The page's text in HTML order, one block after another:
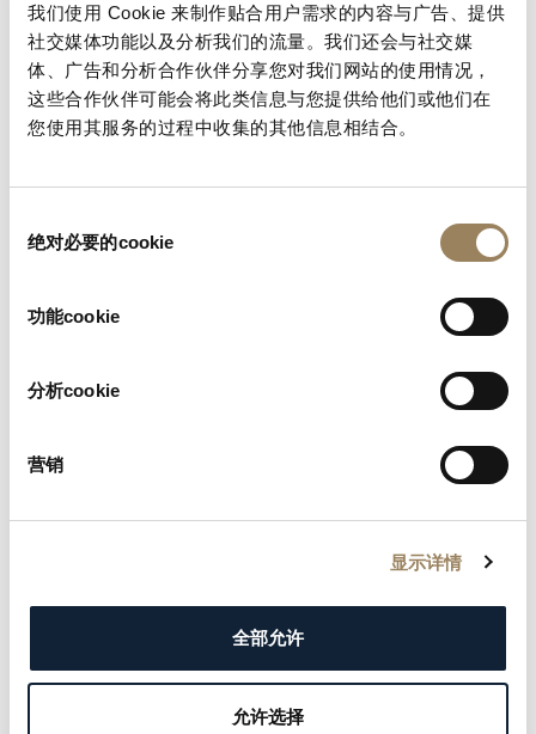
我们使用 Cookie 来制作贴合用户需求的内容与广告、提供
社交媒体功能以及分析我们的流量。我们还会与社交媒
体、广告和分析合作伙伴分享您对我们网站的使用情况，
这些合作伙伴可能会将此类信息与您提供给他们或他们在
您使用其服务的过程中收集的其他信息相结合。
绝对必要的cookie
功能cookie
分析cookie
营销
显示详情
全部允许
允许选择
查找您的使用手冊
請使用您的時計編號查閱使用手冊，以獲取有關使用和設
定的基本說明。
查找您的手冊